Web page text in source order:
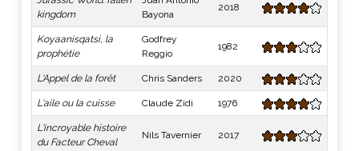
kingdom
Bayona
2018
Koyaanisqatsi, la
prophétie
Godfrey
Reggio
1982
L'Appel de la forêt Chris Sanders 2020
L'aile ou la cuisse Claude Zidi 1976
L'incroyable histoire
du Facteur Cheval
Nils Tavernier 2017